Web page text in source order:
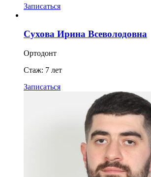
Записаться
Сухова Ирина Всеволодовна
Ортодонт
Стаж: 7 лет
Записаться